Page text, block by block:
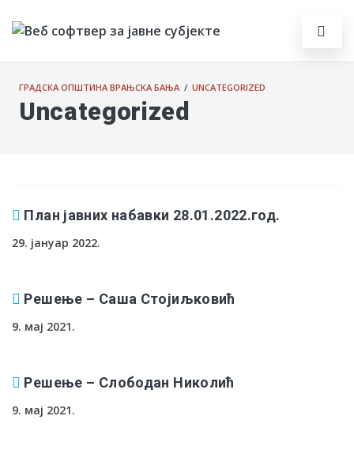
ГРАДСКА ОПШТИНА ВРАЊСКА БАЊА / UNCATEGORIZED
Uncategorized
План јавних набавки 28.01.2022.год.
29. јануар 2022.
Решење – Саша Стојиљковић
9. мај 2021.
Решење – Слободан Николић
9. мај 2021.